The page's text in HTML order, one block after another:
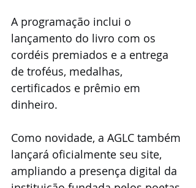
A programação inclui o
lançamento do livro com os
cordéis premiados e a entrega
de troféus, medalhas,
certificados e prêmio em
dinheiro.
Como novidade, a AGLC também
lançará oficialmente seu site,
ampliando a presença digital da